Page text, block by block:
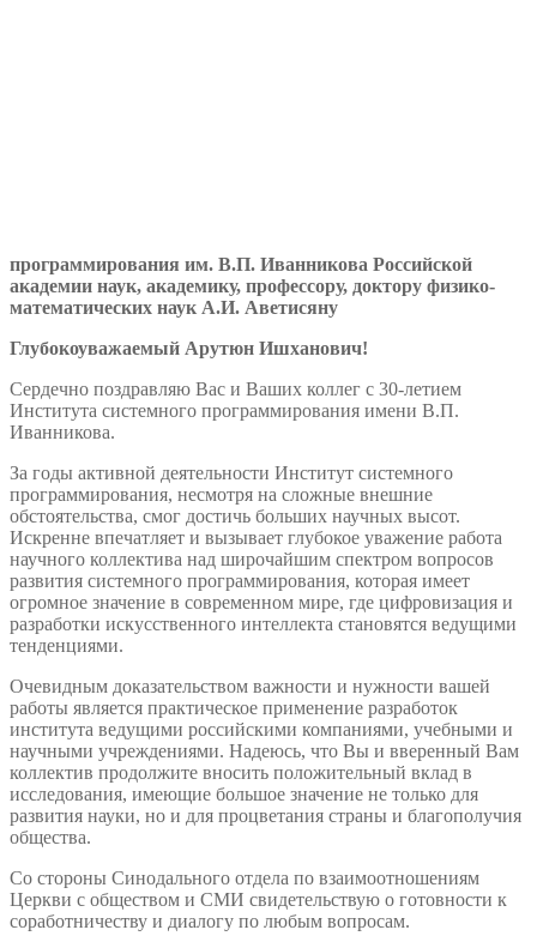
программирования им. В.П. Иванникова Российской
академии наук, академику, профессору, доктору физико-
математических наук А.И. Аветисяну
Глубокоуважаемый Арутюн Ишханович!
Сердечно поздравляю Вас и Ваших коллег с 30-летием
Института системного программирования имени В.П.
Иванникова.
За годы активной деятельности Институт системного
программирования, несмотря на сложные внешние
обстоятельства, смог достичь больших научных высот.
Искренне впечатляет и вызывает глубокое уважение работа
научного коллектива над широчайшим спектром вопросов
развития системного программирования, которая имеет
огромное значение в современном мире, где цифровизация и
разработки искусственного интеллекта становятся ведущими
тенденциями.
Очевидным доказательством важности и нужности вашей
работы является практическое применение разработок
института ведущими российскими компаниями, учебными и
научными учреждениями. Надеюсь, что Вы и вверенный Вам
коллектив продолжите вносить положительный вклад в
исследования, имеющие большое значение не только для
развития науки, но и для процветания страны и благополучия
общества.
Со стороны Синодального отдела по взаимоотношениям
Церкви с обществом и СМИ свидетельствую о готовности к
соработничеству и диалогу по любым вопросам.